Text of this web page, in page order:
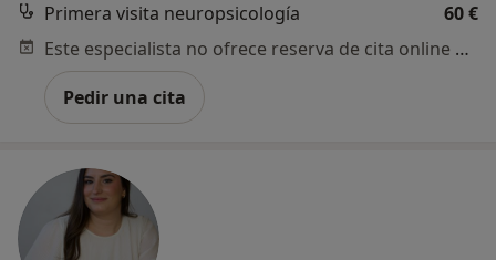
Primera visita neuropsicología
60 €
Este especialista no ofrece reserva de cita online en esta dirección.
Pedir una cita